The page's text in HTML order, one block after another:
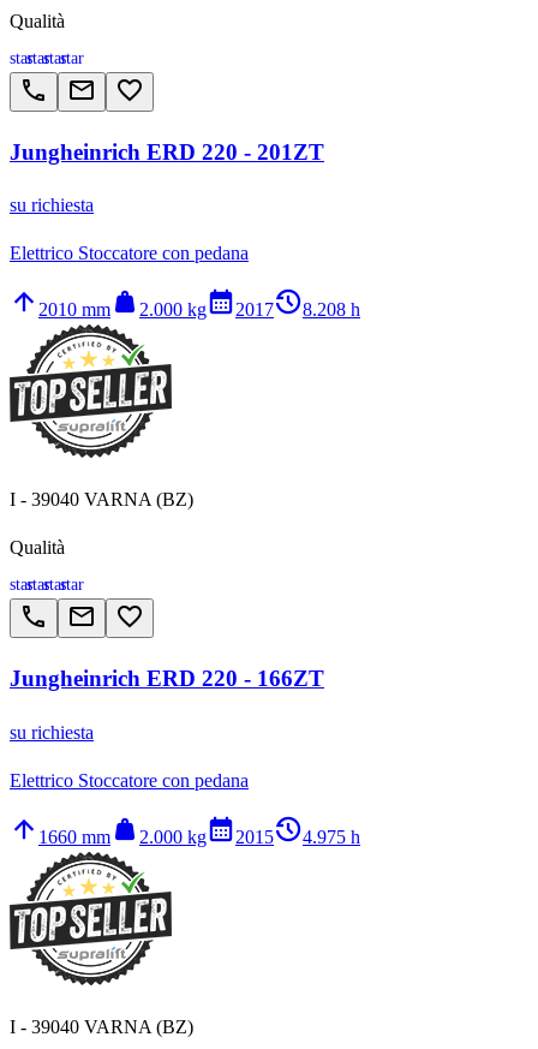
Qualità
starstarstarstar
call email favorite_border
Jungheinrich ERD 220 - 201ZT
su richiesta
Elettrico Stoccatore con pedana
arrow_upward 2010 mm weight 2.000 kgcalendar_month2017history_28.208 h
I - 39040 VARNA (BZ)
Qualità
starstarstarstar
call email favorite_border
Jungheinrich ERD 220 - 166ZT
su richiesta
Elettrico Stoccatore con pedana
arrow_upward 1660 mm weight 2.000 kgcalendar_month2015history_24.975 h
I - 39040 VARNA (BZ)